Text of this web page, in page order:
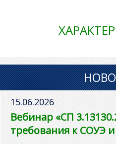
15.06.2026
Вебинар «СП
требования к СОУЭ